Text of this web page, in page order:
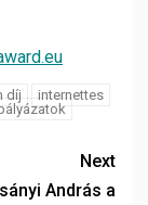
díj
internettes
Next
András a